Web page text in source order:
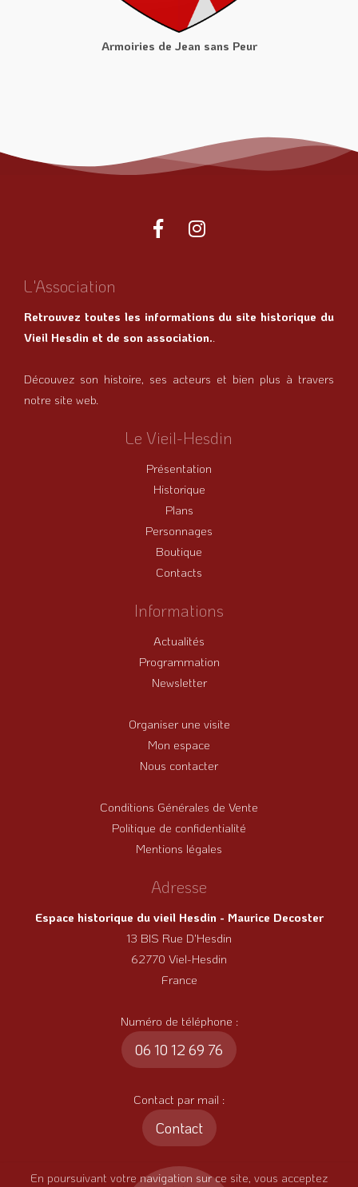
Armoiries de Jean sans Peur
L'Association
Retrouvez toutes les informations du site historique du
Vieil Hesdin et de son association..
Découvez son histoire, ses acteurs et bien plus à travers
notre site web.
Le Vieil-Hesdin
Présentation
Historique
Plans
Personnages
Boutique
Contacts
Informations
Actualités
Programmation
Newsletter
Organiser une visite
Mon espace
Nous contacter
Conditions Générales de Vente
Politique de confidentialité
Mentions légales
Adresse
Espace historique du vieil Hesdin - Maurice Decoster
13 BIS Rue D'Hesdin
62770 Viel-Hesdin
France
Numéro de téléphone :
06 10 12 69 76
Contact par mail :
Contact
En poursuivant votre navigation sur ce site, vous acceptez